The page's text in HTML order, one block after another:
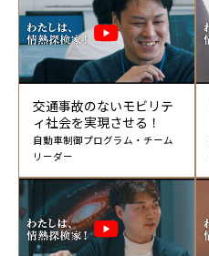
交通事故のないモビリテ
ィ社会を実現させる！
自動車制御プログラム・チーム
リーダー